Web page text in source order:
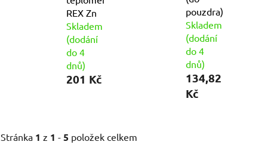
REX Zn
Skladem
(dodání
do 4
dnů)
201 Kč
pouzdra)
Skladem
(dodání
do 4
dnů)
134,82
Kč
Stránka 1 z 1 - 5 položek celkem